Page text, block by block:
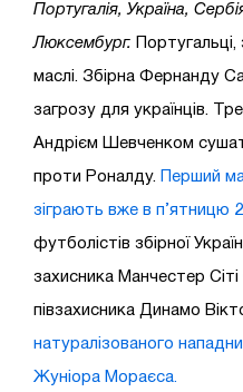
Португалія, Україна,
Люксембург.
маслі. Збірна Фернанду
загрозу для українців.
Андрієм Шевченком
проти Роналду. Перший
зіграють вже в п’ятницю
футболістів збірної
захисника Манчестер
півзахисника Динамо
натуралізованого
Жуніора Мораєса.